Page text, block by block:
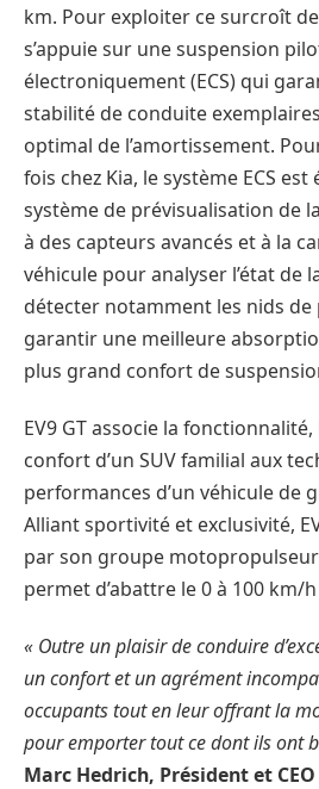
km. Pour exploiter ce surcroît de
s’appuie sur une suspension
électroniquement (ECS) qui
stabilité de conduite
optimal de l’amortissement.
fois chez Kia, le système ECS
système de prévisualisation de
à des capteurs avancés et à la
véhicule pour analyser l’état de
détecter notamment les nids de
garantir une meilleure
plus grand confort de
EV9 GT associe la
confort d’un SUV familial aux
performances d’un véhicule de
Alliant sportivité et exclusivité,
par son groupe
permet d’abattre le 0 à 100 km/
« Outre un plaisir de conduire
un confort et un agrément
occupants tout en leur offrant la
pour emporter tout ce dont ils ont
Marc Hedrich, Président et